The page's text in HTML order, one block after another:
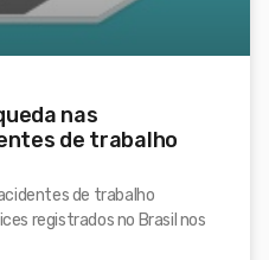
nas
de trabalho
de trabalho
registrados no Brasil nos